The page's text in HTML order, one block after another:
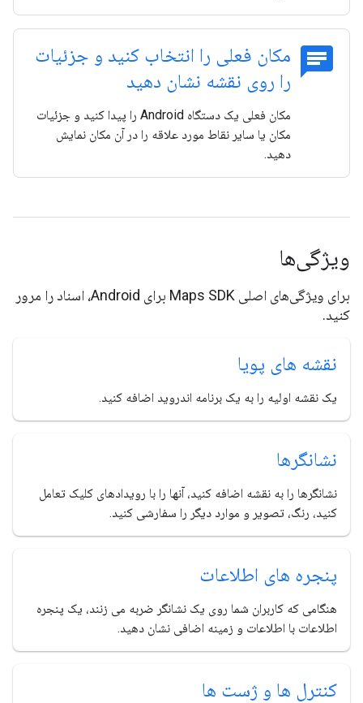
chat
مکان فعلی را انتخاب کنید و جزئیات
را روی نقشه نشان دهید
مکان فعلی یک دستگاه Android را پیدا کنید و جزئیات
مکان یا سایر نقاط مورد علاقه را در آن مکان نمایش
دهید.
ویژگی‌ها
برای ویژگی‌های اصلی Maps SDK برای Android، اسناد را مرور
کنید.
نقشه های پویا
یک نقشه اولیه را به یک برنامه اندروید اضافه کنید.
نشانگرها
نشانگرها را به نقشه اضافه کنید، آنها را با رویدادهای کلیک تعامل
کنید، رنگ، تصویر و موارد دیگر را سفارشی کنید.
پنجره های اطلاعات
هنگامی که کاربران شما روی یک نشانگر ضربه می زنند، یک پنجره
اطلاعات با اطلاعات و زمینه اضافی نشان دهید.
کنترل ها و ژست ها